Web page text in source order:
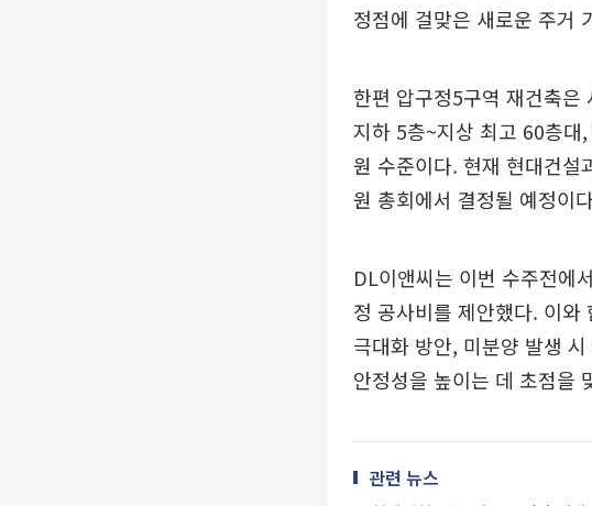
정점에 걸맞은 새로운 주거
한편 압구정5구역 재건축은
지하 5층~지상 최고 60층
원 수준이다. 현재 현대건설
원 총회에서 결정될 예정이
DL이앤씨는 이번 수주전에
정 공사비를 제안했다. 이
극대화 방안, 미분양 발생
안정성을 높이는 데 초점을
관련 뉴스